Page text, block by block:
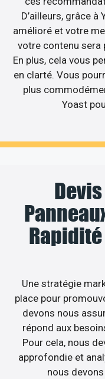
D’ailleurs, grâce à
amélioré et votre
votre contenu sera
En plus, cela vous
en clarté. Vous
plus
Yoast
Une stratégie
place pour
devons nous
répond aux
Pour cela, nous
approfondie et
nous